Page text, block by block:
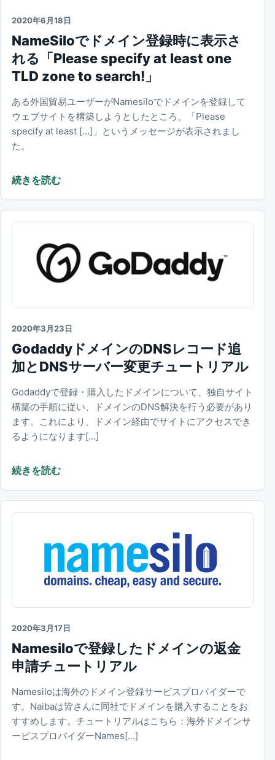
2020年6月18日
NameSiloでドメイン登録時に表示さ
れる「Please specify at least one
TLD zone to search!」
ある外国貿易ユーザーがNamesiloでドメインを登録して
ウェブサイトを構築しようとしたところ、「Please
specify at least […]」というメッセージが表示されまし
た。
続きを読む
2020年3月23日
GodaddyドメインのDNSレコード追
加とDNSサーバー変更チュートリアル
Godaddyで登録・購入したドメインについて、独自サイト
構築の手順に従い、ドメインのDNS解決を行う必要があり
ます。これにより、ドメイン経由でサイトにアクセスでき
るようになります[…]
続きを読む
2020年3月17日
Namesiloで登録したドメインの返金
申請チュートリアル
Namesiloは海外のドメイン登録サービスプロバイダーで
す。Naibaは皆さんに同社でドメインを購入することをお
すすめします。チュートリアルはこちら：海外ドメインサ
ービスプロバイダーNames[…]